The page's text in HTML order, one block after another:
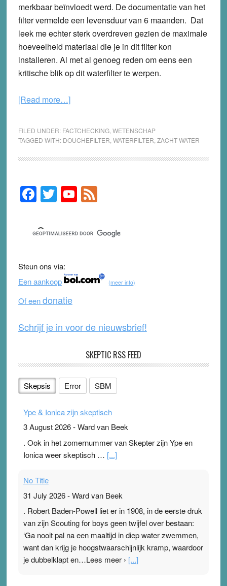
merkbaar beïnvloedt werd. De documentatie van het
filter vermelde een levensduur van 6 maanden. Dat
leek me echter sterk overdreven gezien de maximale
hoeveelheid materiaal die je in dit filter kon
installeren. Al met al genoeg reden om eens een
kritische blik op dit waterfilter te werpen.
[Read more…]about
FILED UNDER: FACTCHECKING, WETENSCHAP
TAGGED WITH: DOUCHEFILTER WATERFILTER ZACHT WATER
Primary
Sidebar
F
a
c
e
b
o
o
k
T
wi
tt
er
Y
o
u
T
b
e
F
e
d
Steun ons via:
Een aankoop
(meer info)
Of eendonatie
Schrijf je in voor de nieuwsbrief!
SKEPTIC RSS FEED
Skepsis Error SBM
Ype & Ionica zijn skeptisch
3 August 2026-Ward van Beek
. Ook in het zomernummer van Skepter zijn Ype en
Ionica weer skeptisch … [...]
No Title
31 July 2026-Ward van Beek
. Robert Baden-Powell liet er in 1908, in de eerste druk
van zijn Scouting for boys geen twijfel over bestaan:
‘Ga nooit pal na een maaltijd in diep water zwemmen,
want dan krijg je hoogstwaarschijnlijk kramp, waardoor
je dubbelklapt en…Lees meer › [...]